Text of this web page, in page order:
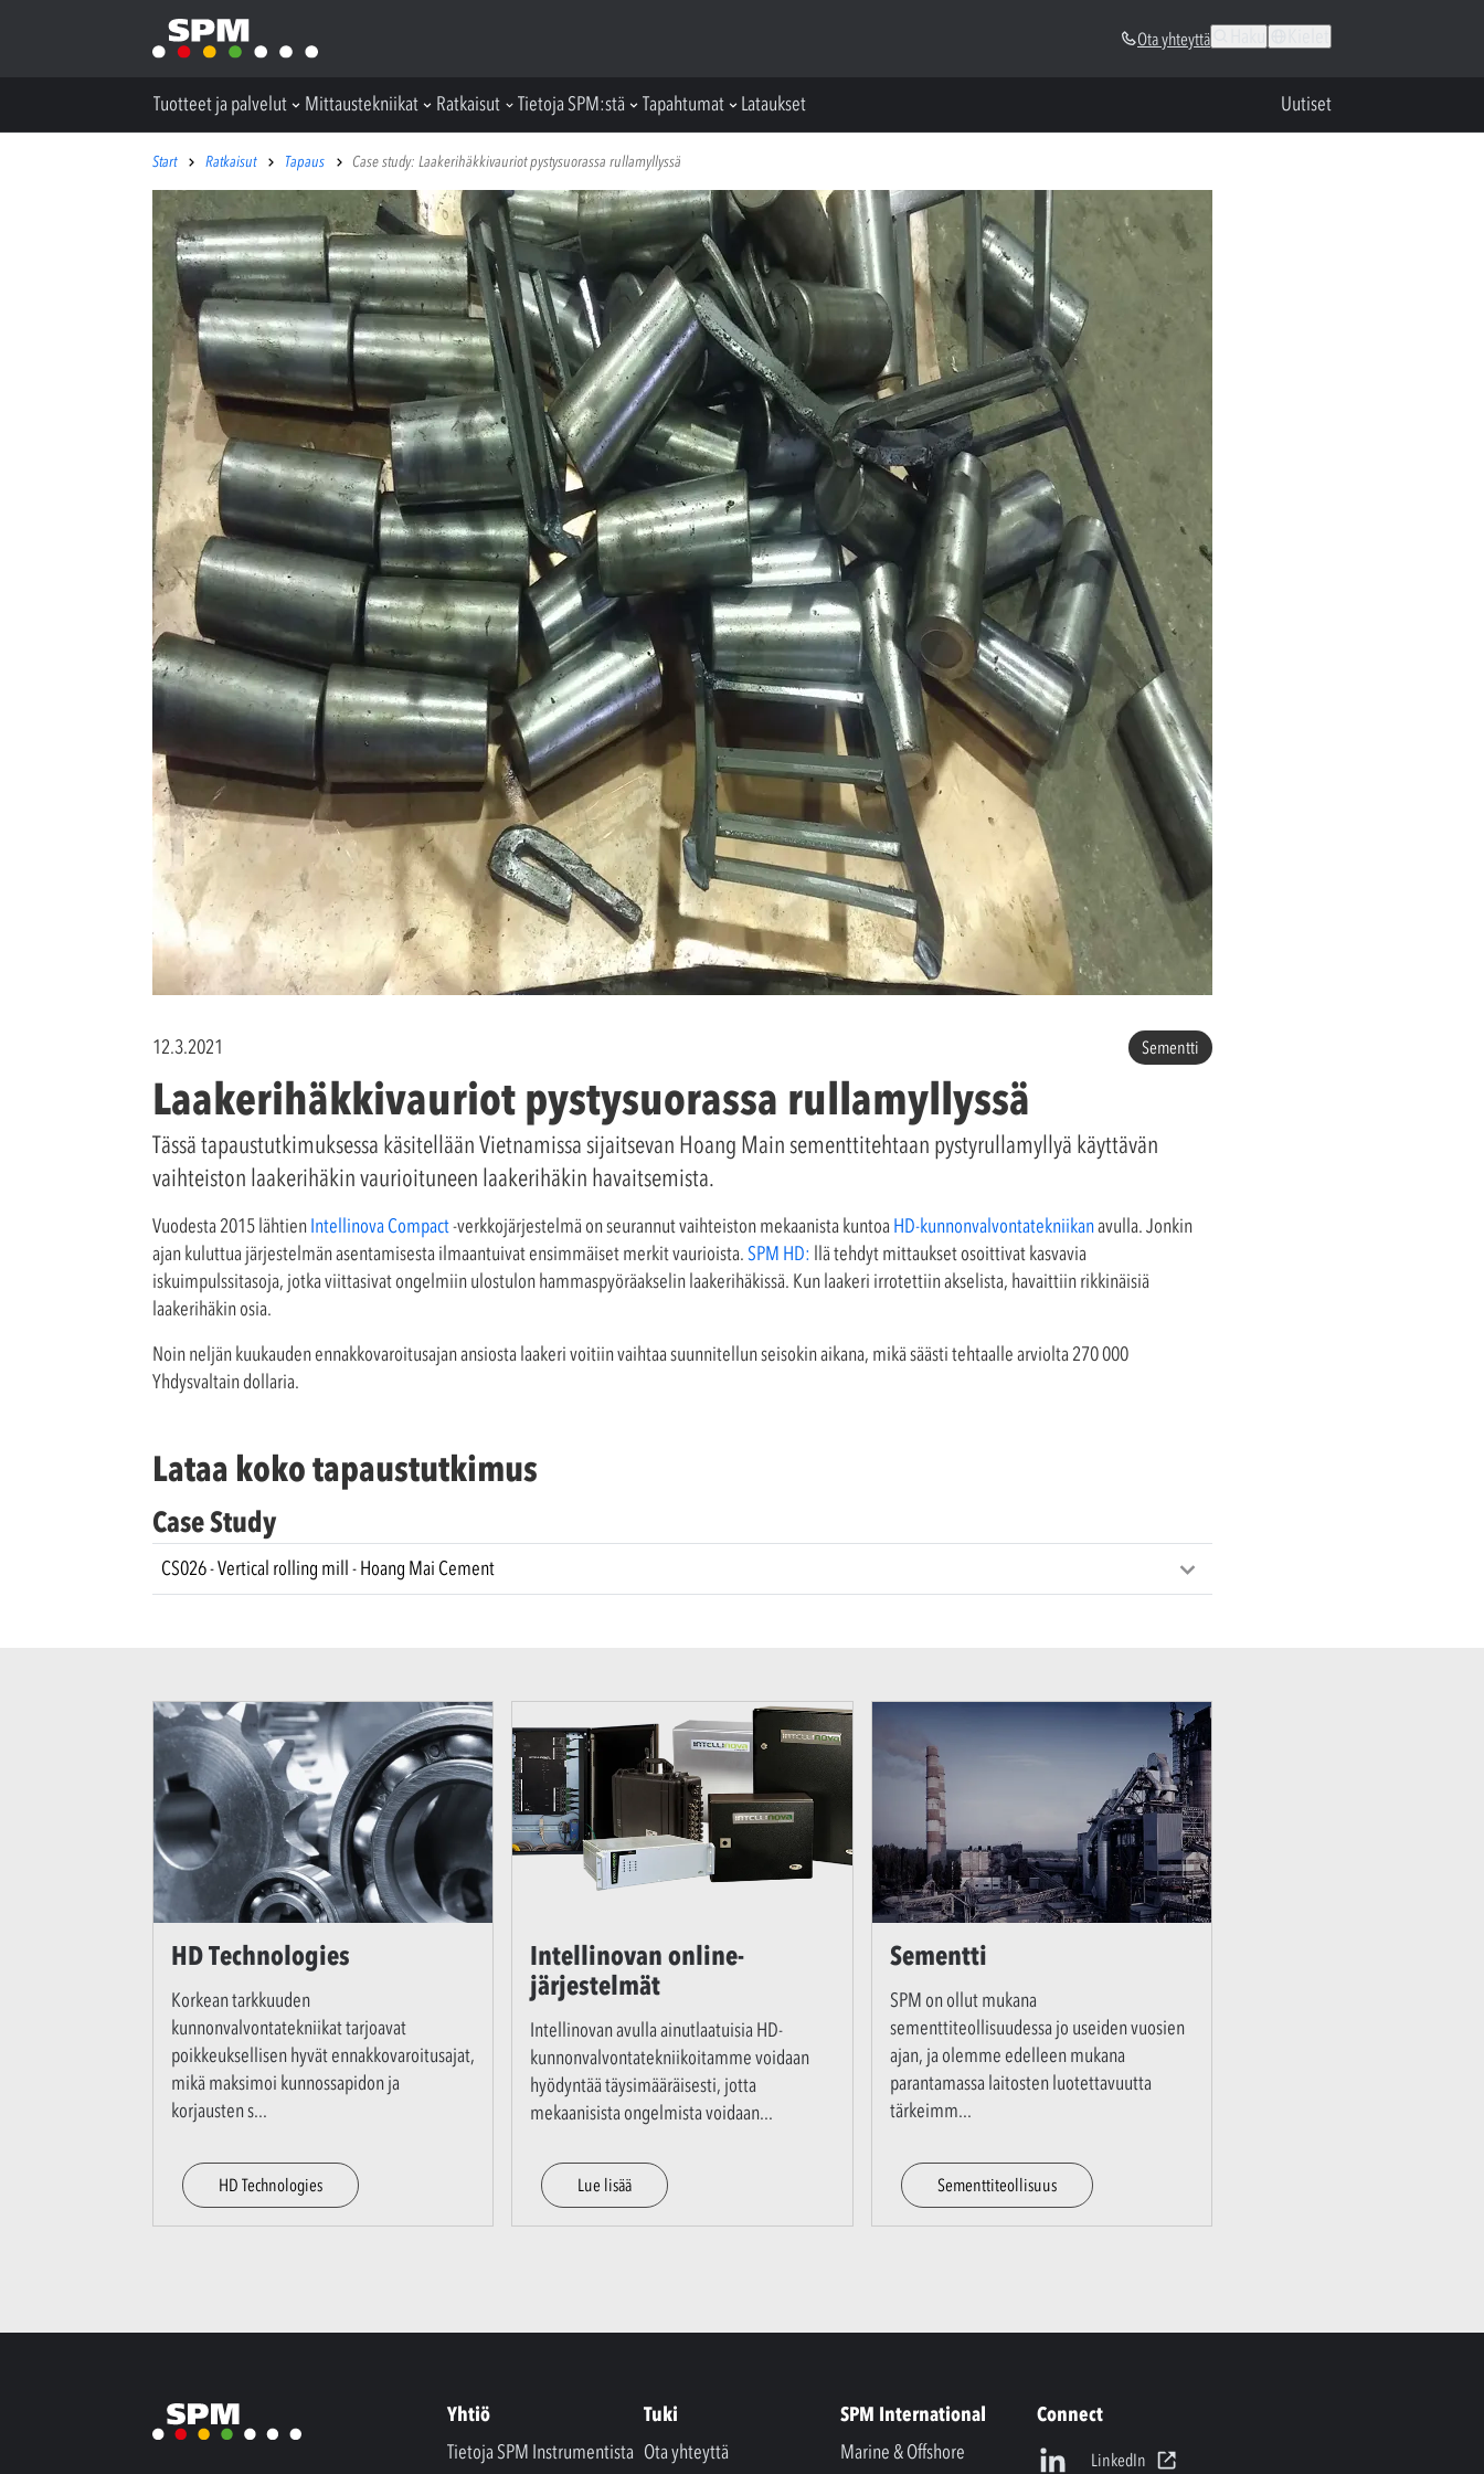
Ota yhteyttä
Tuotteet ja palvelut Mittaustekniikat Ratkaisut Tietoja SPM:stä Tapahtumat Lataukset Uutiset
Start Ratkaisut Tapaus Case study: Laakerihäkkivauriot pystysuorassa rullamyllyssä
12.3.2021 Sementti
Laakerihäkkivauriot pystysuorassa rullamyllyssä
Tässä tapaustutkimuksessa käsitellään Vietnamissa sijaitsevan Hoang Main sementtitehtaan pystyrullamyllyä käyttävän
vaihteiston laakerihäkin vaurioituneen laakerihäkin havaitsemista.
Vuodesta 2015 lähtienIntellinova Compact-verkkojärjestelmä on seurannut vaihteiston mekaanista kuntoaHD-kunnonvalvontatekniikanavulla. Jonkin
ajan kuluttua järjestelmän asentamisesta ilmaantuivat ensimmäiset merkit vaurioista.SPM HD: llä tehdyt mittaukset osoittivat kasvavia
iskuimpulssitasoja, jotka viittasivat ongelmiin ulostulon hammaspyöräakselin laakerihäkissä. Kun laakeri irrotettiin akselista, havaittiin rikkinäisiä
laakerihäkin osia.
Noin neljän kuukauden ennakkovaroitusajan ansiosta laakeri voitiin vaihtaa suunnitellun seisokin aikana, mikä säästi tehtaalle arviolta 270 000
Yhdysvaltain dollaria.
Lataa koko tapaustutkimus
Case Study
CS026 - Vertical rolling mill - Hoang Mai Cement
HD Technologies
Korkean tarkkuuden
kunnonvalvontatekniikat tarjoavat
poikkeuksellisen hyvät ennakkovaroitusajat,
mikä maksimoi kunnossapidon ja
korjausten s...
HD Technologies
Intellinovan online-
järjestelmät
Intellinovan avulla ainutlaatuisia HD-
kunnonvalvontatekniikoitamme voidaan
hyödyntää täysimääräisesti, jotta
mekaanisista ongelmista voidaan...
Lue lisää
Sementti
SPM on ollut mukana
sementtiteollisuudessa jo useiden vuosien
ajan, ja olemme edelleen mukana
parantamassa laitosten luotettavuutta
tärkeimm...
Sementtiteollisuus
Yhtiö
Tietoja SPM Instrumentista
Tuki
Ota yhteyttä
SPM International
Marine & Offshore
Connect
LinkedIn